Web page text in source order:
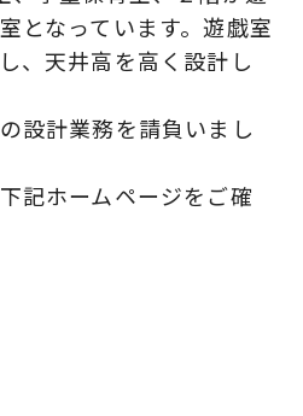
となっています。遊戯室
、天井高を高く設計し
設計業務を請負いまし
記ホームページをご確